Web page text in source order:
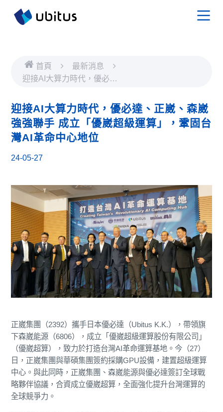
首頁
最新消息
迎接AI大算力時代，優必
成立「優崴超級運算」，鞏
固台灣AI革命中心地位
迎接AI大算力時代，優必達、正崴、森崴
強強聯手 成立「優崴超級運算」，鞏固台
灣AI革命中心地位
24-05-27
正崴集團（2392）攜手日本優必達（Ubitus K.K.），帶領旗
下森崴能源（6806），成立「優崴超級運算股份有限公司」
（優崴超算），致力於打造台灣AI革命運算基地。今（27）
日，正崴集團與華碩集團簽約採購GPU設備，建置超級運算
中心。與此同時，正崴集團、森崴能源與優必達簽訂全球戰
略夥伴協議，合資成立優崴超算，全面強化提升台灣運算的
全球競爭力。